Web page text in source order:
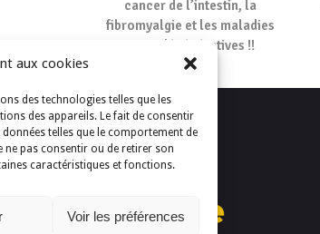
aux cookies
des technologies telles que les
des appareils. Le fait de consentir
telles que le comportement de
ne pas consentir ou de retirer son
caractéristiques et fonctions.
Voir les préférences
cancer de l’intestin, la
fibromyalgie et les maladies
neurodégénératives !!